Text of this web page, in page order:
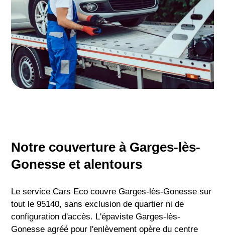
Notre couverture à Garges-lès-
Gonesse et alentours
Le service Cars Eco couvre Garges-lès-Gonesse sur
tout le 95140, sans exclusion de quartier ni de
configuration d'accès. L'épaviste Garges-lès-
Gonesse agréé pour l'enlèvement opère du centre